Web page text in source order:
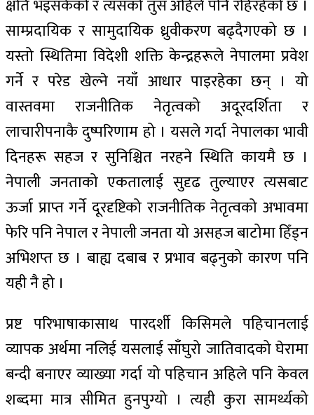
क्षति भइसकेको र त्यसको तुस अहिले पनि रहिरहेको छ ।
साम्प्रदायिक र सामुदायिक ध्रुवीकरण बढ्दैगएको छ ।
यस्तो स्थितिमा विदेशी शक्ति केन्द्रहरूले नेपालमा प्रवेश
गर्ने र परेड खेल्ने नयाँ आधार पाइरहेका छन् । यो
वास्तवमा राजनीतिक नेतृत्वको अदूरदर्शिता र
लाचारीपनाकै दुष्परिणाम हो । यसले गर्दा नेपालका भावी
दिनहरू सहज र सुनिश्चित नरहने स्थिति कायमै छ ।
नेपाली जनताको एकतालाई सुदृढ तुल्याएर त्यसबाट
ऊर्जा प्राप्त गर्ने दूरदृष्टिको राजनीतिक नेतृत्वको अभावमा
फेरि पनि नेपाल र नेपाली जनता यो असहज बाटोमा हिँड्न
अभिशप्त छ । बाह्य दबाब र प्रभाव बढ्नुको कारण पनि
यही नै हो ।
प्रष्ट परिभाषाकासाथ पारदर्शी किसिमले पहिचानलाई
व्यापक अर्थमा नलिई यसलाई साँघुरो जातिवादको घेरामा
बन्दी बनाएर व्याख्या गर्दा यो पहिचान अहिले पनि केवल
शब्दमा मात्र सीमित हुनपुग्यो । त्यही कुरा सामर्थ्यको